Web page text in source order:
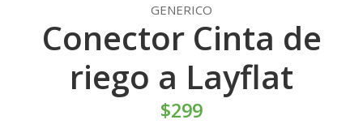
GENERICO
Conector Cinta de
riego a Layflat
$299